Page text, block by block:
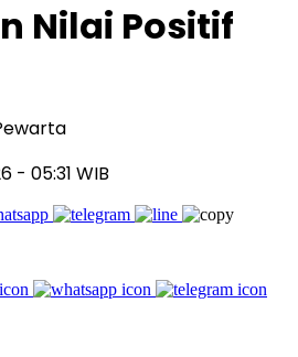
Nilai Positif
- 05:31 WIB